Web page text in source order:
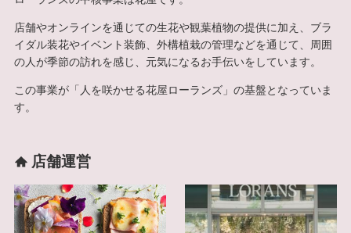
店舗やオンラインを通じての生花や観葉植物の提供に加え、ブラ
イダル装花やイベント装飾、外構植栽の管理などを通じて、周囲
の人が季節の訪れを感じ、元気になるお手伝いをしています。
この事業が「人を咲かせる花屋ローランズ」の基盤となっていま
す。
店舗運営